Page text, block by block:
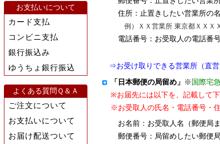
お支払いについて
カード支払
コンビニ支払
銀行振込み
ゆうちょ銀行振込
よくある質問Ｑ＆Ａ
ご注文について
お支払いについて
お届け配送ついて
住所：止置きしたい営業所の
例）ＸＸ営業所 東京都ＸＸＸ
電話番号：お受取人の電話番
⇒お受け取りできる営業所（直
「日本郵便の局留め」 ※国際宅
※お届先には以下を、記載して
※お受取人の氏名・電話番号・
お名前：お受取人名（郵便局
郵便番号：局留めしたい郵便